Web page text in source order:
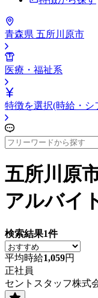
青森県 五所川原市
医療・福祉系
特徴を選択(時給・シ
五所川原
アルバイ
検索結果1件
平均時給1,059円
正社員
セントスタッフ株式